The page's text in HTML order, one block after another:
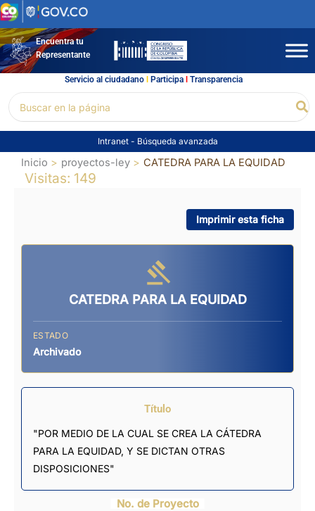
Ir
al
contenidoEncuentra tu
Representante
Servicio al ciudadano l Participal Transparencia
por:
Intranet - Búsqueda avanzada
Inicio proyectos-ley CATEDRA PARA LA EQUIDAD
Visitas: 149
Imprimir esta ficha
CATEDRA PARA LA EQUIDAD
ESTADO
Archivado
Título
"POR MEDIO DE LA CUAL SE CREA LA CÁTEDRA
PARA LA EQUIDAD, Y SE DICTAN OTRAS
DISPOSICIONES"
No. de Proyecto